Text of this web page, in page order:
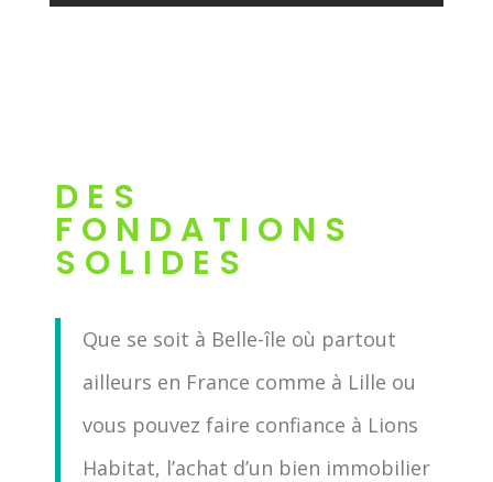
DES
FONDATIONS
SOLIDES
Que se soit à Belle-île où partout
ailleurs en France comme à Lille ou
vous pouvez faire confiance à Lions
Habitat, l’achat d’un bien immobilier